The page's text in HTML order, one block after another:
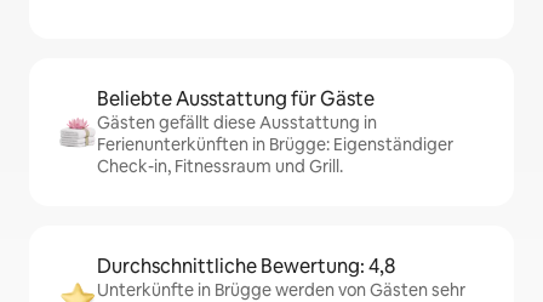
Beliebte Ausstattung für Gäste
Gästen gefällt diese Ausstattung in
Ferienunterkünften in Brügge: Eigenständiger
Check-in, Fitnessraum und Grill.
Durchschnittliche Bewertung: 4,8
Unterkünfte in Brügge werden von Gästen sehr